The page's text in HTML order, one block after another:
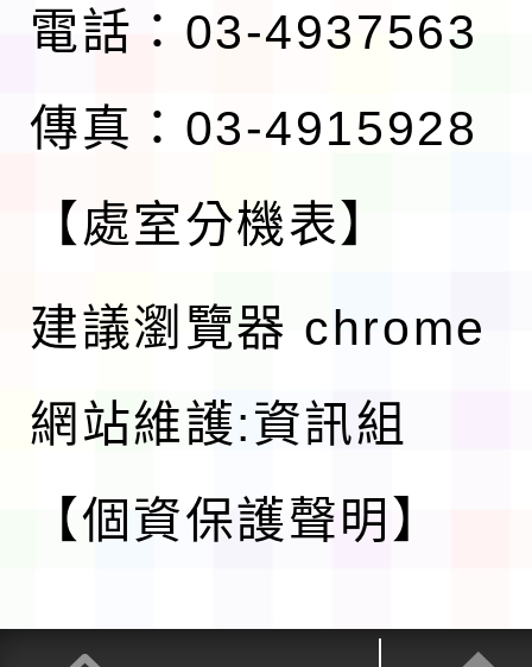
電話：03-4937563
傳真：03-4915928
【處室分機表】
建議瀏覽器 chrome
網站維護:資訊組
【個資保護聲明】